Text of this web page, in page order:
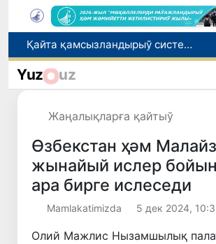
Ташкент аўыр атлетика бойынша Азия чемпионатына таярланбақта
Өзбекстанда Турақлы раўажланыў мақсетлери айлығы басланды
Yuz uz
Жаңалықларға қайтыў
Өзбекстан ҳәм
жынайый ислер
ара бирге ислеседи
Mamlakatimizda 5 дек 2024,
Олий Мажлис Нызамшылық